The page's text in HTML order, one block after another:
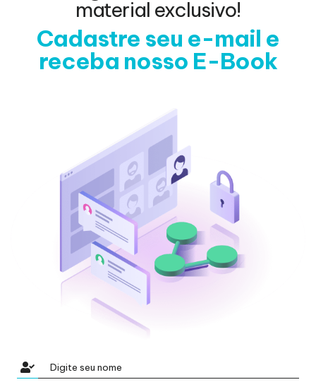
material exclusivo!
Cadastre seu e-mail e
receba nosso E-Book